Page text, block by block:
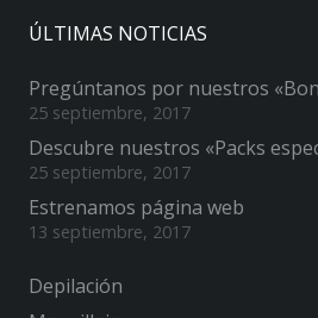
ÚLTIMAS NOTICIAS
Pregúntanos por nuestros
25 septiembre, 2017
Descubre nuestros «Packs
25 septiembre, 2017
Estrenamos página web
13 septiembre, 2017
Depilación